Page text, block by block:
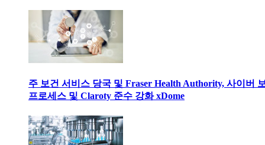
주 보건 서비스 당국 및 Fraser Health Authority, 사이버
프로세스 및 Claroty 준수 강화 xDome